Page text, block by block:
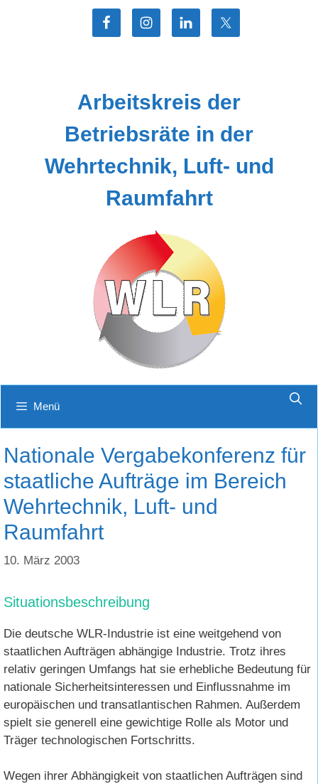
Arbeitskreis der
Betriebsräte in der
Wehrtechnik, Luft- und
Raumfahrt
Menü
Nationale Vergabekonferenz für
staatliche Aufträge im Bereich
Wehrtechnik, Luft- und
Raumfahrt
10. März 2003
Situationsbeschreibung
Die deutsche WLR-Industrie ist eine weitgehend von
staatlichen Aufträgen abhängige Industrie. Trotz ihres
relativ geringen Umfangs hat sie erhebliche Bedeutung für
nationale Sicherheitsinteressen und Einflussnahme im
europäischen und transatlantischen Rahmen. Außerdem
spielt sie generell eine gewichtige Rolle als Motor und
Träger technologischen Fortschritts.
Wegen ihrer Abhängigkeit von staatlichen Aufträgen sind